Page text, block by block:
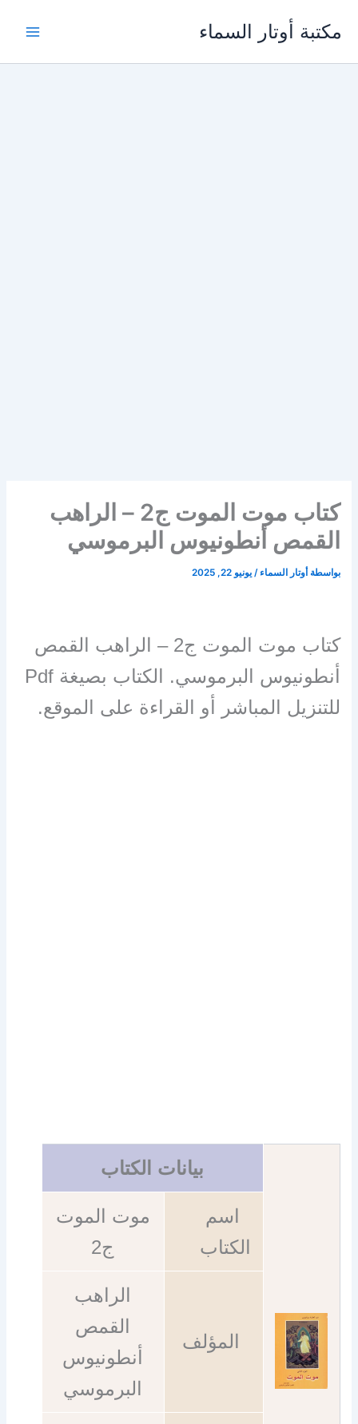
مكتبة أوتار السماء
كتاب موت الموت ج2 – الراهب
القمص أنطونيوس البرموسي
بواسطة أوتار السماء/يونيو 22, 2025
كتاب موت الموت ج2 – الراهب القمص
أنطونيوس البرموسي. الكتاب بصيغة Pdf
للتنزيل المباشر أو القراءة على الموقع.
بيانات الكتاب
اسم
الكتاب
موت الموت
ج2
المؤلف
الراهب
القمص
أنطونيوس
البرموسي